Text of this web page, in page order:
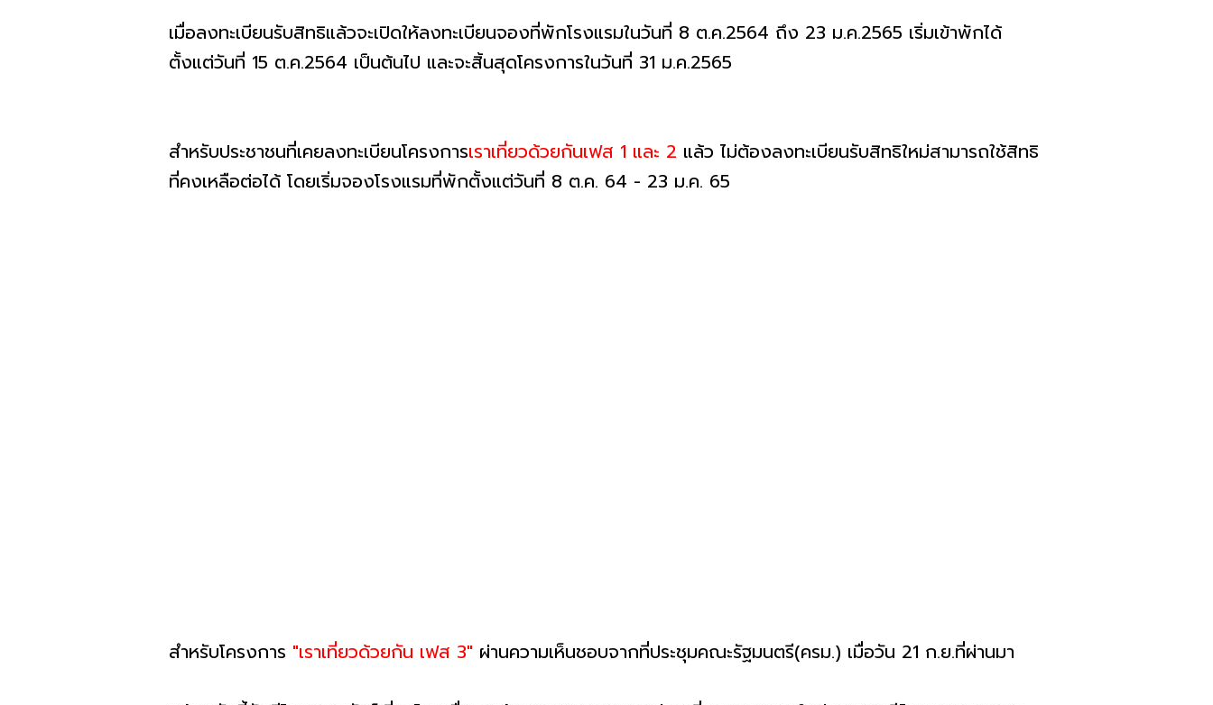
เมื่อลงทะเบียนรับสิทธิแล้วจะเปิดให้ลงทะเบียนจองที่พักโรงแรมในวันที่ 8 ต.ค.2564 ถึง 23 ม.ค.2565 เริ่มเข้าพักได้
ตั้งแต่วันที่ 15 ต.ค.2564 เป็นต้นไป และจะสิ้นสุดโครงการในวันที่ 31 ม.ค.2565
สำหรับประชาชนที่เคยลงทะเบียนโครงการเราเที่ยวด้วยกันเฟส 1 และ 2 แล้ว ไม่ต้องลงทะเบียนรับสิทธิใหม่สามารถใช้สิทธิ
ที่คงเหลือต่อได้ โดยเริ่มจองโรงแรมที่พักตั้งแต่วันที่ 8 ต.ค. 64 - 23 ม.ค. 65
สำหรับโครงการ "เราเที่ยวด้วยกัน เฟส 3" ผ่านความเห็นชอบจากที่ประชุมคณะรัฐมนตรี(ครม.) เมื่อวัน 21 ก.ย.ที่ผ่านมา